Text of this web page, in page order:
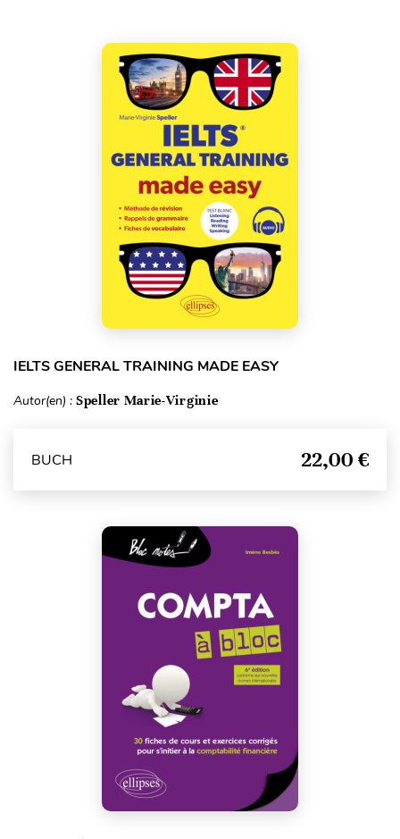
IELTS GENERAL TRAINING MADE EASY
Autor(en) : Speller Marie-Virginie
BUCH 22,00 €